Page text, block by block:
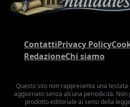
ContattiPrivacy Policy
RedazioneChi siamo
Questo sito non rappresenta una
aggiornato senza alcuna periodicità.
prodotto editoriale ai sensi della